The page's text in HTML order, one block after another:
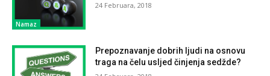
Namaz
24 Februara, 2018
Prepoznavanje dobrih ljudi na osnovu
traga na čelu usljed činjenja sedžde?